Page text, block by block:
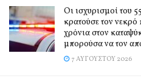
Οι ισχυρισμοί του
κρατούσε τον νεκρό
χρόνια στον
μπορούσα να τον
7 ΑΥΓΟΎΣΤΟΥ 2026